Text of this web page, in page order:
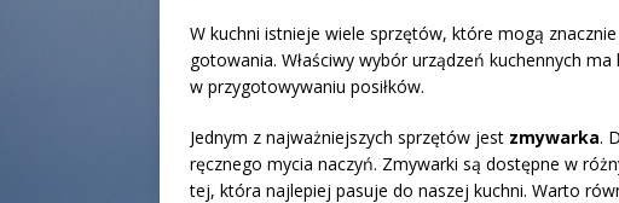
W kuchni istnieje wiele sprzętów, które mogą
gotowania. Właściwy wybór urządzeń kuchennych
w przygotowywaniu posiłków.
Jednym z najważniejszych sprzętów jest zmywarka.
ręcznego mycia naczyń. Zmywarki są dostępne w
tej, która najlepiej pasuje do naszej kuchni. Warto